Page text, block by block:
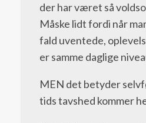
der har været så
Måske lidt fordi når
fald uventede,
er samme daglige
MEN det betyder
tids tavshed kommer